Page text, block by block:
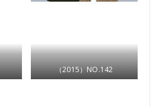
（2015）NO.142